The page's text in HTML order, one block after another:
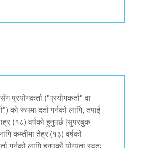
प्रयोगकर्ता ("प्रयोगकर्ता" वा
को रूपमा दर्ता गर्नको लागि, तपाईं
(१८) वर्षको हुनुपर्छ [सुपरबुक
कम्तीमा तेह्र (१३) वर्षको
गर्नको लागि हुनुपर्को योग्यता स्वतः